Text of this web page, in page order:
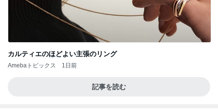
カルティエのほどよい主張のリング
Amebaトピックス 1日前
記事を読む